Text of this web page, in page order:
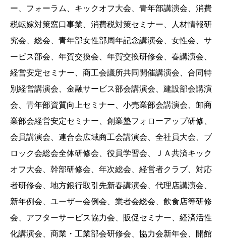
ー、フォーラム、キックオフ大会、青年部講演会、消費
税転嫁対策窓口事業、消費税対策セミナー、人材情報研
究会、総会、青年部女性部周年記念講演会、女性会、サ
ービス部会、年賀交換会、年賀交換研修会、春講演会、
経営安定セミナー、商工会議所共同開催講演会、合同特
別経営講演会、金融サービス部会講演会、建設部会講演
会、青年部資質向上セミナー、小売業部会講演会、卸商
業部会経営安定セミナー、創業塾フォローアップ研修、
会員講演会、連合会広域商工会講演会、全社員大会、ブ
ロック会総会全体研修会、役員学習会、ＪＡ共済キック
オフ大会、幹部研修会、年次総会、経営者クラブ、対応
者研修会、地方銀行取引先新春講演会、代理店講演会、
新年例会、ユーザー会例会、業者会総会、飲食店等研修
会、アフターサービス協力会、販促セミナー、経済活性
化講演会、商業・工業部会研修会、協力会新年会、開館